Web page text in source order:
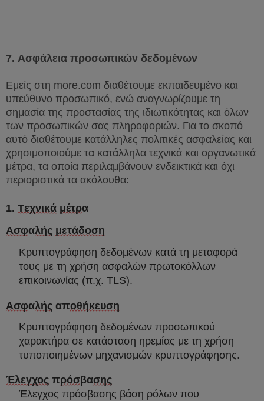
7. Ασφάλεια προσωπικών δεδομένων
Εμείς στη more.com διαθέτουμε εκπαιδευμένο και
υπεύθυνο προσωπικό, ενώ αναγνωρίζουμε τη
σημασία της προστασίας της ιδιωτικότητας και όλων
των προσωπικών σας πληροφοριών. Για το σκοπό
αυτό διαθέτουμε κατάλληλες πολιτικές ασφαλείας και
χρησιμοποιούμε τα κατάλληλα τεχνικά και οργανωτικά
μέτρα, τα οποία περιλαμβάνουν ενδεικτικά και όχι
περιοριστικά τα ακόλουθα:
1. Τεχνικά μέτρα
Ασφαλής μετάδοση
Κρυπτογράφηση δεδομένων κατά τη μεταφορά
τους με τη χρήση ασφαλών πρωτοκόλλων
επικοινωνίας (π.χ. TLS).
Ασφαλής αποθήκευση
Κρυπτογράφηση δεδομένων προσωπικού
χαρακτήρα σε κατάσταση ηρεμίας με τη χρήση
τυποποιημένων μηχανισμών κρυπτογράφησης.
Έλεγχος πρόσβασης
Έλεγχος πρόσβασης βάση ρόλων που